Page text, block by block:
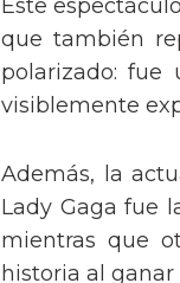
Este
que también
polarizado: fue
Además, la
Lady Gaga fue
mientras que